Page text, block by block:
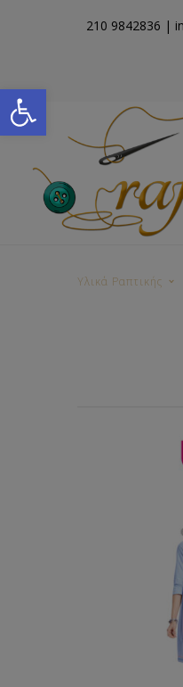
Open toolbar
210 9842836 |
Υλικά Ραπτικής